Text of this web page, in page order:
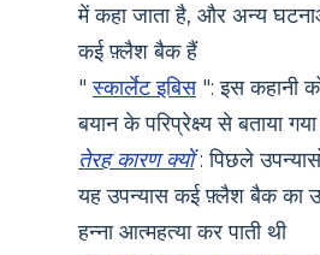
में कहा जाता है, और अन्य
कई फ़्लैश बैक हैं
"स्कार्लेट इबिस": इस कहानी
बयान के परिप्रेक्ष्य से बताया
तेरह कारण क्यों: पिछले
यह उपन्यास कई फ़्लैश बैक का
हन्ना आत्महत्या कर पाती थी